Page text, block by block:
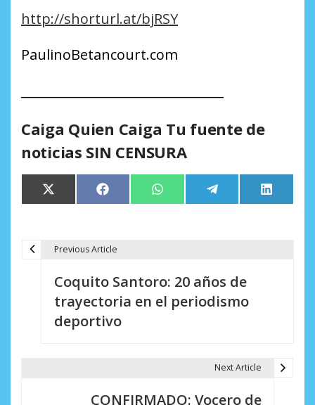
http://shorturl.at/bjRSY
PaulinoBetancourt.com
Caiga Quien Caiga Tu fuente de
noticias SIN CENSURA
Compartir
en
X
(Twitter)
Compartir
en
Facebook Compartir
en
WhatsApp Compartir
en
Telegram
en
LinkedIn
Previous Article
Coquito Santoro: 20 años de
trayectoria en el periodismo
deportivo
Next Article
CONFIRMADO: Vocero de